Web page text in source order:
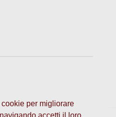
per migliorare
accetti il loro